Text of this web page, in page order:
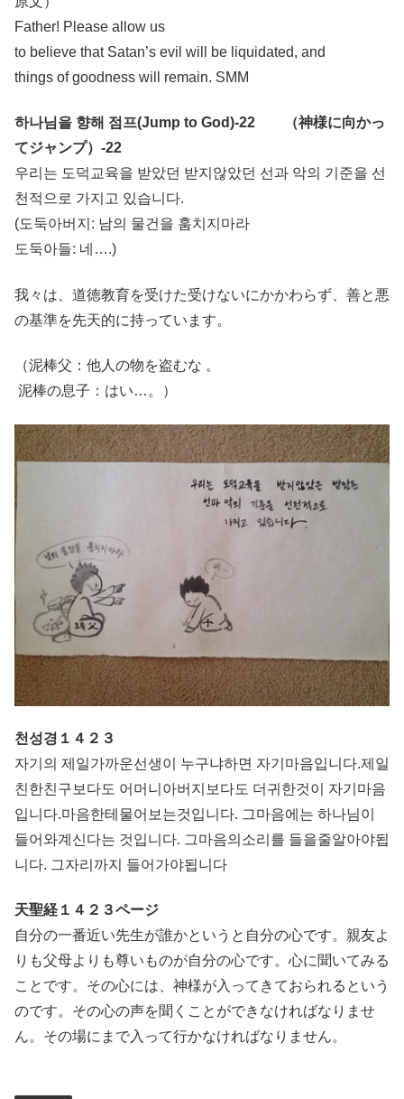
Father! Please allow us
to believe that Satan’s evil will be liquidated, and
things of goodness will remain. SMM
하나님을 향해 점프(Jump to God)-22 （神様に向かっ
てジャンプ）-22
우리는 도덕교육을 받았던 받지않았던 선과 악의 기준을 선
천적으로 가지고 있습니다.
(도둑아버지: 남의 물건을 훔치지마라
도둑아들: 네….)
我々は、道徳教育を受けた受けないにかかわらず、善と悪
の基準を先天的に持っています。
（泥棒父：他人の物を盗むな 。
泥棒の息子：はい…。）
천성경１４２３
자기의 제일가까운선생이 누구냐하면 자기마음입니다.제일
친한친구보다도 어머니아버지보다도 더귀한것이 자기마음
입니다.마음한테물어보는것입니다. 그마음에는 하나님이
들어와계신다는 것입니다. 그마음의소리를 들을줄알아야됩
니다. 그자리까지 들어가야됩니다
天聖経１４２３ページ
自分の一番近い先生が誰かというと自分の心です。親友よ
りも父母よりも尊いものが自分の心です。心に聞いてみる
ことです。その心には、神様が入ってきておられるという
のです。その心の声を聞くことができなければなりませ
ん。その場にまで入って行かなければなりません。